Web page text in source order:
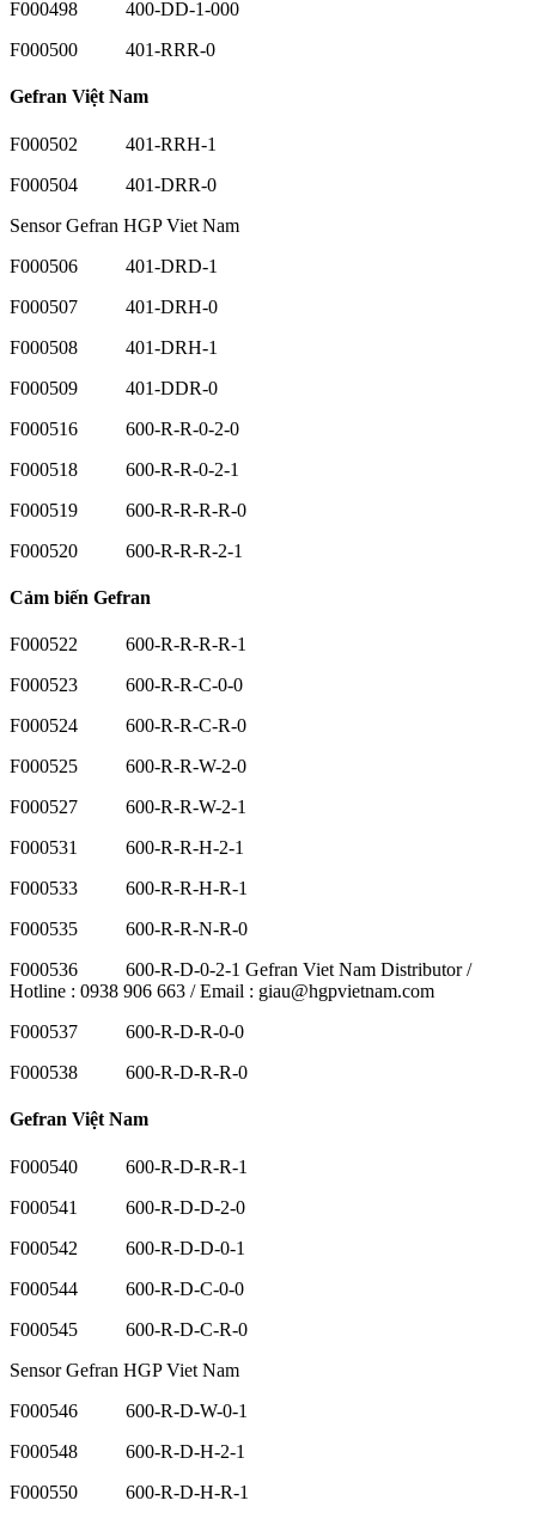
F000498 400-DD-1-000
F000500 401-RRR-0
Gefran Việt Nam
F000502 401-RRH-1
F000504 401-DRR-0
Sensor Gefran HGP Viet Nam
F000506 401-DRD-1
F000507 401-DRH-0
F000508 401-DRH-1
F000509 401-DDR-0
F000516 600-R-R-0-2-0
F000518 600-R-R-0-2-1
F000519 600-R-R-R-R-0
F000520 600-R-R-R-2-1
Cảm biến Gefran
F000522 600-R-R-R-R-1
F000523 600-R-R-C-0-0
F000524 600-R-R-C-R-0
F000525 600-R-R-W-2-0
F000527 600-R-R-W-2-1
F000531 600-R-R-H-2-1
F000533 600-R-R-H-R-1
F000535 600-R-R-N-R-0
F000536 600-R-D-0-2-1 Gefran Viet Nam Distributor /
Hotline : 0938 906 663 / Email : giau@hgpvietnam.com
F000537 600-R-D-R-0-0
F000538 600-R-D-R-R-0
Gefran Việt Nam
F000540 600-R-D-R-R-1
F000541 600-R-D-D-2-0
F000542 600-R-D-D-0-1
F000544 600-R-D-C-0-0
F000545 600-R-D-C-R-0
Sensor Gefran HGP Viet Nam
F000546 600-R-D-W-0-1
F000548 600-R-D-H-2-1
F000550 600-R-D-H-R-1